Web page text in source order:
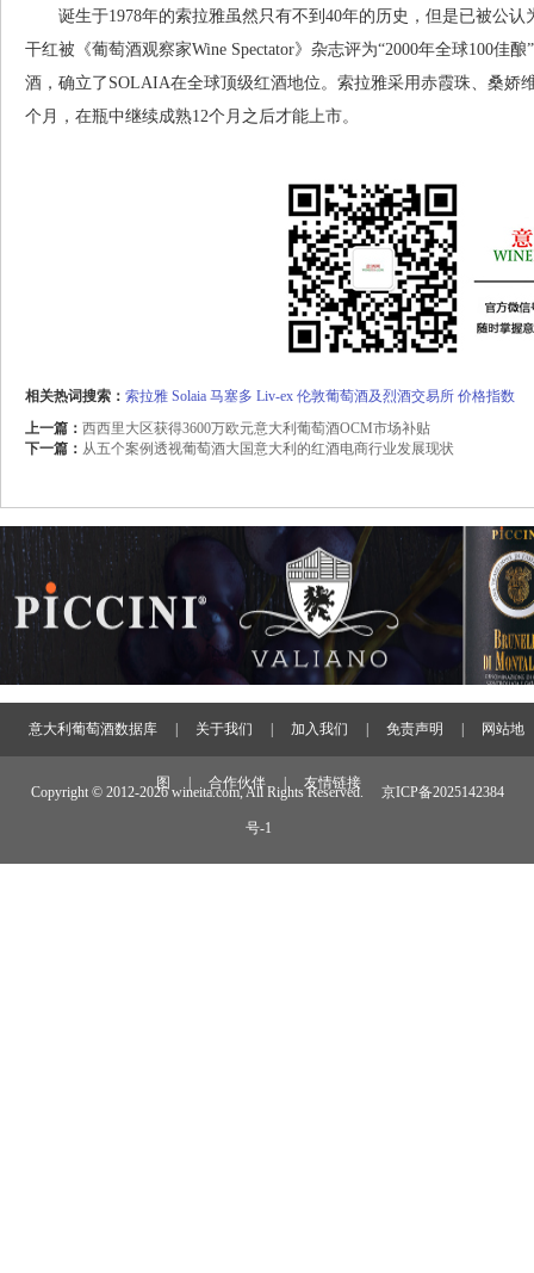
诞生于1978年的索拉雅虽然只有不到40年的历史，但是已被公认
干红被《葡萄酒观察家Wine Spectator》杂志评为“2000年全球100佳
酒，确立了SOLAIA在全球顶级红酒地位。索拉雅采用赤霞珠、桑娇
个月，在瓶中继续成熟12个月之后才能上市。
相关热词搜索： 索拉雅 Solaia 马塞多 Liv-ex 伦敦葡萄酒及烈酒交易所 价格指数
上一篇： 西西里大区获得3600万欧元意大利葡萄酒OCM市场补贴
下一篇： 从五个案例透视葡萄酒大国意大利的红酒电商行业发展现状
意大利葡萄酒数据库 关于我们 加入我们 免责声明 网站地
图 合作伙伴 友情链接
Copyright © 2012-2026 wineita.com, All Rights Reserved. 京ICP备2025142384
号-1